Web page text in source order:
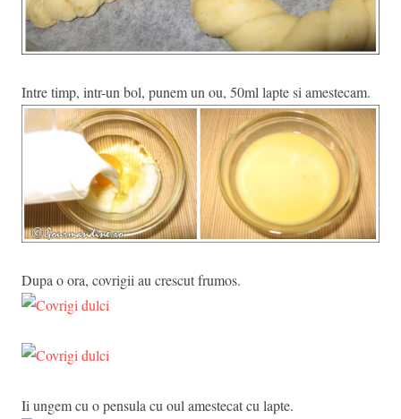
Intre timp, intr-un bol, punem un ou, 50ml lapte si amestecam.
Dupa o ora, covrigii au crescut frumos.
Ii ungem cu o pensula cu oul amestecat cu lapte.